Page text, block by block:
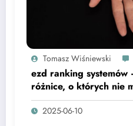
Tomasz Wiśniewski
ezd ranking systemów
różnice, o których nie
2025-06-10